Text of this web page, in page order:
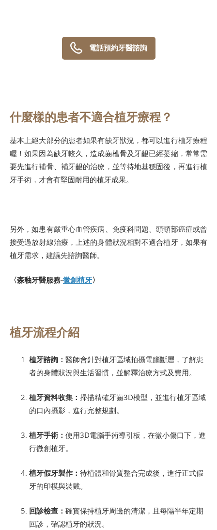
電話預約牙醫諮詢
什麼樣的患者不適合植牙療程？
基本上絕大部分的患者如果有缺牙狀況，都可以進行植牙療程
喔！如果因為缺牙較久，造成齒槽骨及牙齦已經萎縮，常常需
要先進行補骨、補牙齦的治療，並等待地基穩固後，再進行植
牙手術，才會有堅固耐用的植牙成果。
另外，如患有嚴重心血管疾病、免疫科問題、頭頸部癌症或曾
接受過放射線治療，上述的身體狀況相對不適合植牙，如果有
植牙需求，建議先諮詢醫師。
〈森釉牙醫服務-微創植牙〉
植牙流程介紹
植牙諮詢： 醫師會針對植牙區域拍攝電腦斷層，了解患
者的身體狀況與生活習慣，並解釋治療方式及費用。
植牙資料收集： 掃描精確牙齒3D模型，並進行植牙區域
的口內攝影，進行完整規劃。
植牙手術： 使用3D電腦手術導引板，在微小傷口下，進
行微創植牙。
植牙假牙製作： 待植體和骨質整合完成後，進行正式假
牙的印模與裝戴。
回診檢查： 確實保持植牙周邊的清潔，且每隔半年定期
回診，確認植牙的狀況。